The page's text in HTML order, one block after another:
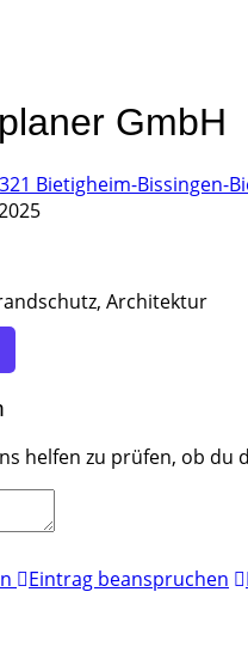
GmbH
Bietigheim-Bissingen-
Architektur
helfen zu prüfen, ob du
Eintrag beanspruchen